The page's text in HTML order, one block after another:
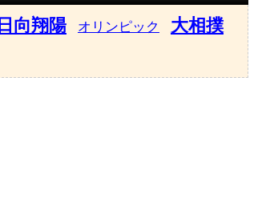
日向翔陽 オリンピック
大相撲